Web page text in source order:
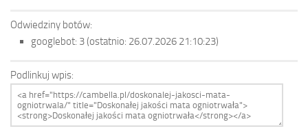
Odwiedziny botów:
googlebot: 3(ostatnio: 26.07.2026 21:10:23)
Podlinkuj wpis: